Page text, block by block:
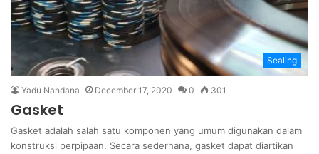
Sealing
Yadu Nandana December 17, 2020 0 301
Gasket
Gasket adalah salah satu komponen yang umum digunakan dalam
konstruksi perpipaan. Secara sederhana, gasket dapat diartikan